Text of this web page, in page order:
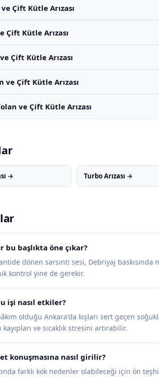
Çift Kütle Arızası
Çift Kütle Arızası
Çift Kütle Arızası
ve Çift Kütle Arızası
ve Çift Kütle Arızası
→ Turbo Arızası →
başlıkta öne çıkar?
dönen sarsıntı sesi, Debriyaj
kontrol yine de gerekir.
işi nasıl etkiler?
olduğu Ankara'da kışları sert geçen
kayıpları ve sıcaklık stresini artırabilir.
konuşmasına nasıl girilir?
farklı kök nedenler olabileceği için ön